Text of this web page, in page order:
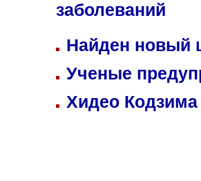
заболеваний
Найден
Ученые
Хидео